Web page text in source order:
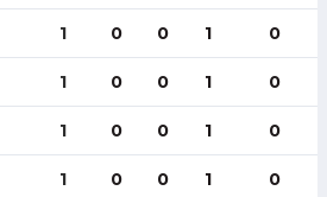
1 0 0 1 0
1 0 0 1 0
1 0 0 1 0
1 0 0 1 0